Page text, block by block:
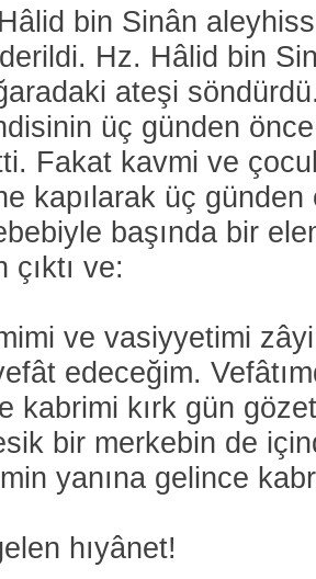
bin Sinân
Hz. Hâlid bin
ateşi
üç günden önce
Fakat kavmi ve
kapılarak üç günden
başında bir
çıktı ve:
ve vasiyyetimi
edeceğim.
kabrimi kırk gün
bir merkebin de
yanına gelince
hıyânet!